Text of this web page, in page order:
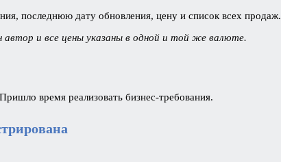
последнюю дату обновления, цену и список всех продаж.
и все цены указаны в одной и той же валюте.
время реализовать бизнес-требования.